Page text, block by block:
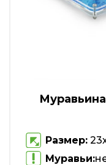
Размер:
Муравьи: